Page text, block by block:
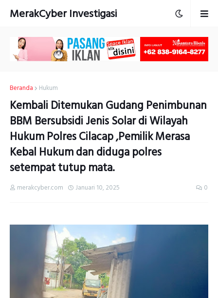
MerakCyber Investigasi
Beranda Hukum
Kembali Ditemukan Gudang Penimbunan
BBM Bersubsidi Jenis Solar di Wilayah
Hukum Polres Cilacap ,Pemilik Merasa
Kebal Hukum dan diduga polres
setempat tutup mata.
merakcyber.com Januari 10, 2025 0